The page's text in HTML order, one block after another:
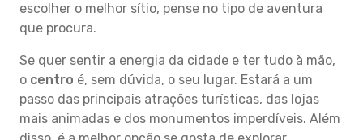
escolher o melhor sítio, pense no tipo de aventura
que procura.
Se quer sentir a energia da cidade e ter tudo à mão,
o centro é, sem dúvida, o seu lugar. Estará a um
passo das principais atrações turísticas, das lojas
mais animadas e dos monumentos imperdíveis. Além